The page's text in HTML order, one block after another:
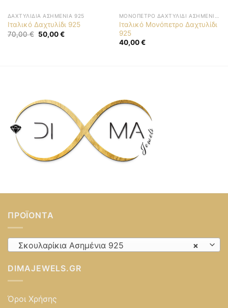
ΔΑΧΤΥΛΊΔΙΑ ΑΣΗΜΈΝΙΑ 925
Ιταλικό Δαχτυλίδι 925
70,00€ Original
price
50,00€Η
Ιταλικό Μονόπετρο Δαχτυλίδι
925
40,00€
ΠΡΟΪΌΝΤΑ
×
Σκουλαρίκια Ασημένια 925
DIMAJEWELS.GR
Όροι Χρήσης